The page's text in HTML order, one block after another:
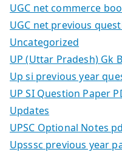
UGC net commerce
UGC net previous
Uncategorized
UP (Uttar Pradesh) Gk
Up si previous year
UP SI Question Paper
Updates
UPSC Optional Notes
Upsssc previous year